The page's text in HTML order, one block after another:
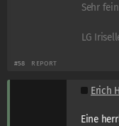
Sehr
LG
#58 REPORT
Erich
Eine